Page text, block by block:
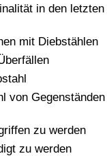
in den letzten
mit Diebstählen
von
zu werden
zu werden
nach Land
Index
Index